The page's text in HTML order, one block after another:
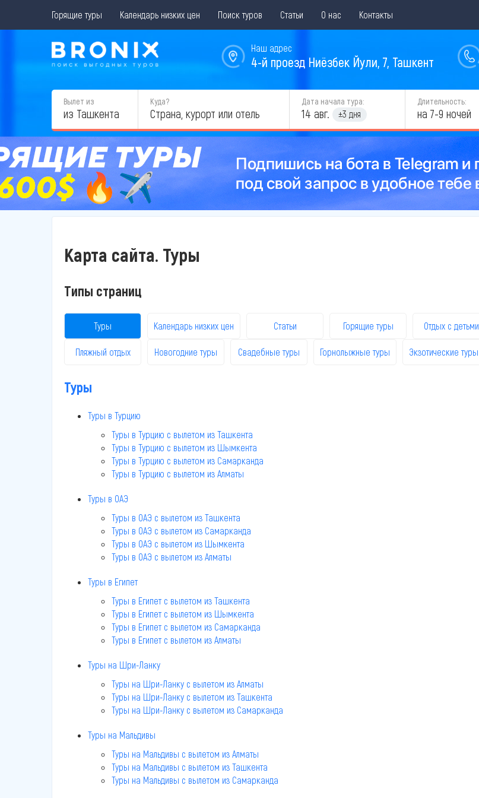
Горящие туры Календарь низких цен Поиск туров Статьи О нас Контакты
Наш адрес
4-й проезд Ниёзбек Йули, 7, Ташкент
Вылет из
из Ташкента
Куда? Дата начала тура:
14 авг. ±3 дня
Длительность:
на 7-9 ночей
Карта сайта. Туры
Типы страниц
Туры Календарь низких цен Статьи Горящие туры Отдых с детьми
Пляжный отдых Новогодние туры Свадебные туры Горнолыжные туры Экзотические туры
Туры
Туры в Турцию
Туры в Турцию c вылетом из Ташкента
Туры в Турцию c вылетом из Шымкента
Туры в Турцию c вылетом из Самарканда
Туры в Турцию c вылетом из Алматы
Туры в ОАЭ
Туры в ОАЭ c вылетом из Ташкента
Туры в ОАЭ c вылетом из Самарканда
Туры в ОАЭ c вылетом из Шымкента
Туры в ОАЭ c вылетом из Алматы
Туры в Египет
Туры в Египет c вылетом из Ташкента
Туры в Египет c вылетом из Шымкента
Туры в Египет c вылетом из Самарканда
Туры в Египет c вылетом из Алматы
Туры на Шри-Ланку
Туры на Шри-Ланку c вылетом из Алматы
Туры на Шри-Ланку c вылетом из Ташкента
Туры на Шри-Ланку c вылетом из Самарканда
Туры на Мальдивы
Туры на Мальдивы c вылетом из Алматы
Туры на Мальдивы c вылетом из Ташкента
Туры на Мальдивы c вылетом из Самарканда